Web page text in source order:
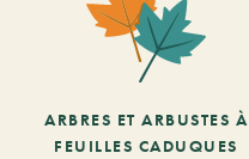
ARBRES ET ARBUSTES À
FEUILLES CADUQUES